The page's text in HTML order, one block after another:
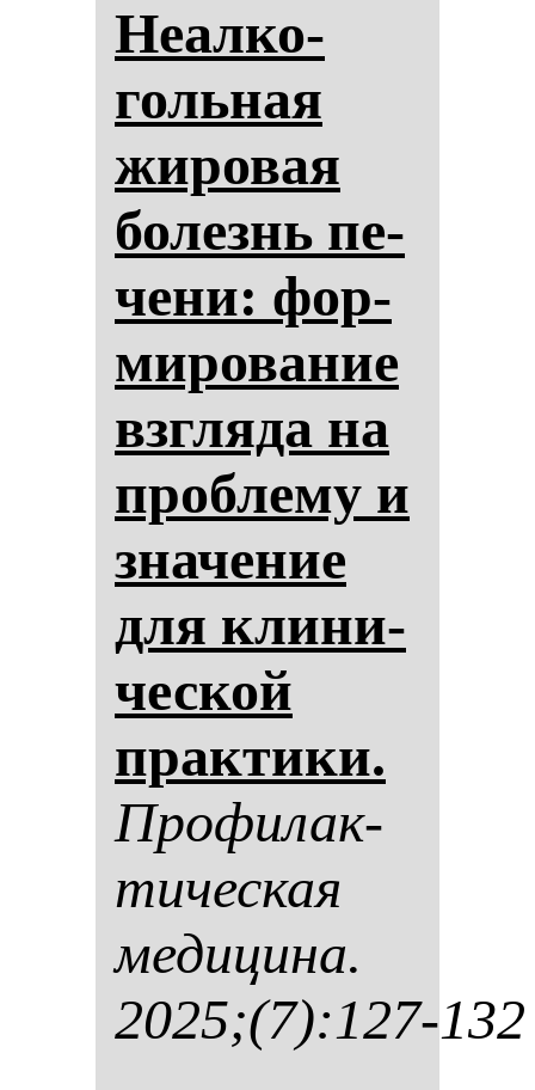
Неал­ко­
голь­ная
жи­ро­вая
бо­лезнь пе­
че­ни: фор­
ми­ро­ва­ние
взгля­да на
проб­ле­му и
зна­че­ние
для кли­ни­
чес­кой
прак­ти­ки.
Про­фи­лак­
ти­чес­кая
ме­ди­ци­на.
2025;(7):127-132